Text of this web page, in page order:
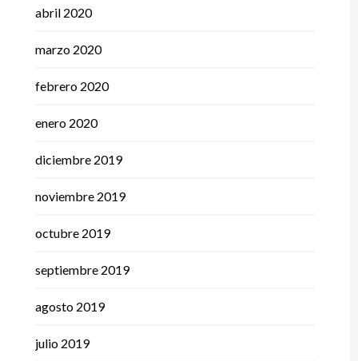
abril 2020
marzo 2020
febrero 2020
enero 2020
diciembre 2019
noviembre 2019
octubre 2019
septiembre 2019
agosto 2019
julio 2019